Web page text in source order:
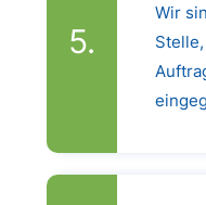
Wir